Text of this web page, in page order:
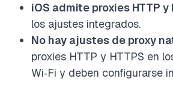
iOS admite proxies HTTP y
los ajustes integrados.
No hay ajustes de proxy
proxies HTTP y HTTPS en
Wi‑Fi y deben configurarse